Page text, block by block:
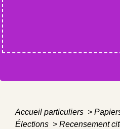
Accueil particuliers >
Élections > Recensement